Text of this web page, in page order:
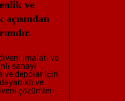
ve
imalatı ve
sanayi
ve depolar için
dayanıklı ve
çözümleri.